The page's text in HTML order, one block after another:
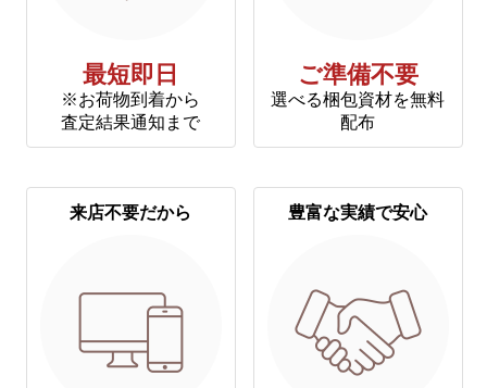
最短即日
※お荷物到着から
査定結果通知まで
ご準備不要
選べる梱包資材を無料
配布
来店不要だから 豊富な実績で安心